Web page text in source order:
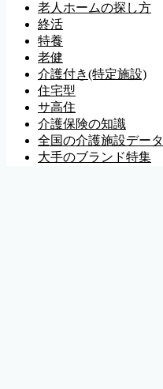
老人ホームの探し方
終活
特養
老健
介護付き(特定施設)
住宅型
サ高住
介護保険の知識
全国の介護施設データ
大手のブランド特集